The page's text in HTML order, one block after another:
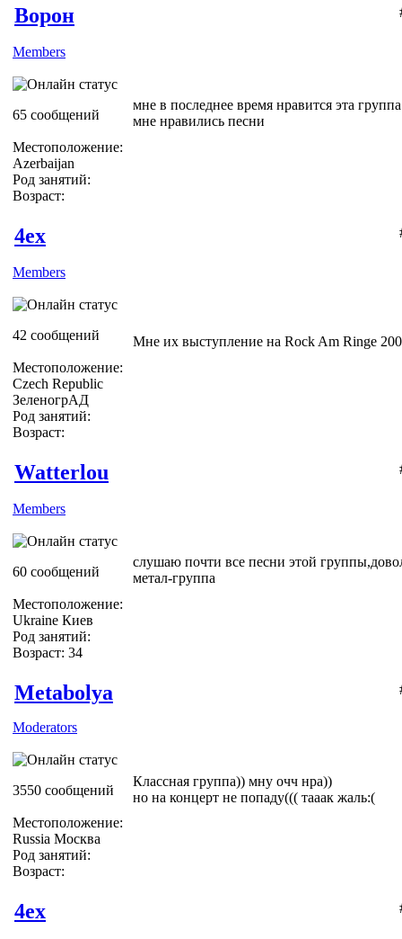
Ворон
Members
65 сообщений
Местоположение:
Azerbaijan
Род занятий:
Возраст:
мне в последнее время нравится эта
мне нравились песни
4ex
Members
42 сообщений
Местоположение:
Czech Republic
ЗеленогрАД
Род занятий:
Возраст:
Мне их выступление на Rock Am Ringe
Watterlou
Members
60 сообщений
Местоположение:
Ukraine Киев
Род занятий:
Возраст: 34
слушаю почти все песни этой
метал-группа
Metabolya
Moderators
3550 сообщений
Местоположение:
Russia Москва
Род занятий:
Возраст:
Классная группа)) мну очч нра))
но на концерт не попаду((( тааак жаль:(
4ex